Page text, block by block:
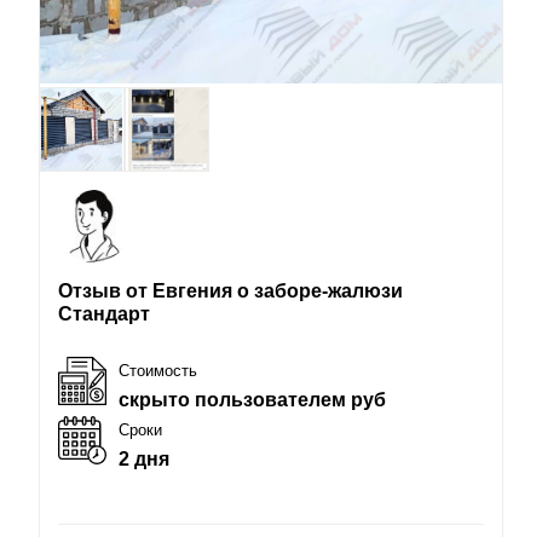
Отзыв от Евгения о заборе-жалюзи
Стандарт
Стоимость
скрыто пользователем руб
Сроки
2 дня